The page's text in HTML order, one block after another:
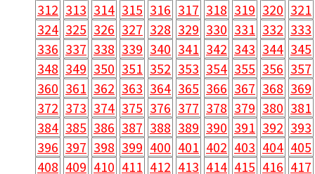
312 313 314 315 316 317 318 319 320 321
324 325 326 327 328 329 330 331 332 333
336 337 338 339 340 341 342 343 344 345
348 349 350 351 352 353 354 355 356 357
360 361 362 363 364 365 366 367 368 369
372 373 374 375 376 377 378 379 380 381
384 385 386 387 388 389 390 391 392 393
396 397 398 399 400 401 402 403 404 405
408 409 410 411 412 413 414 415 416 417